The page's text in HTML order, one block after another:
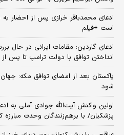
ادعای محمدباقر خرازی پس از احضار
است +فیلم
ادعای گاردین: مقامات ایرانی در حال
انداختن توافق با دولت ترامپ تا پس از
پاکستان بعد از امضای توافق مکه: جهان
شود
اولین واکنش آیت‌الله جوادی آملی به
پزشکیان/ با برهم‌زنندگان وحدت مبارزه